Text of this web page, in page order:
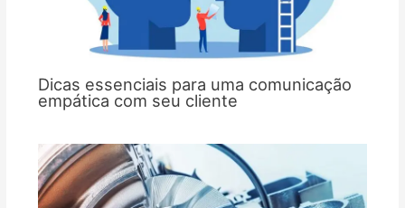
Dicas essenciais para uma comunicação
empática com seu cliente